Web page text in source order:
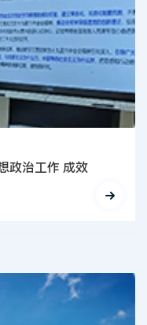
政治工作 成效